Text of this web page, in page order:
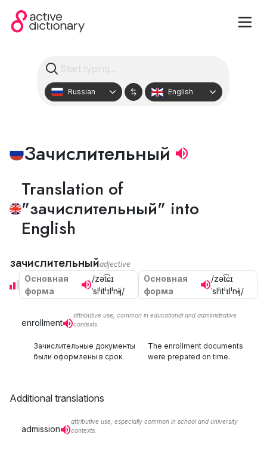
Russian English
Зачислительный
Translation of
"зачислительный" into
English
зачислительныйadjective
Основная
форма
/zət͡ɕɪ
ˈslʲitʲɪlʲnɨj/
Основная
форма
/zət͡ɕɪ
ˈslʲitʲɪlʲnɨj/
enrollment
attributive use; common in educational and administrative
contexts.
Зачислительные документы
были оформлены в срок.
The enrollment documents
were prepared on time.
Additional translations
admission
attributive use; especially common in school and university
contexts.